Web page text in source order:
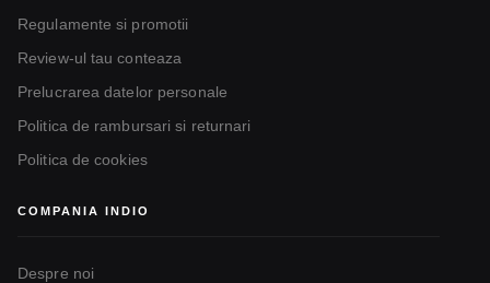
Regulamente si promotii
Review-ul tau conteaza
Prelucrarea datelor personale
Politica de rambursari si returnari
Politica de cookies
COMPANIA INDIO
Despre noi